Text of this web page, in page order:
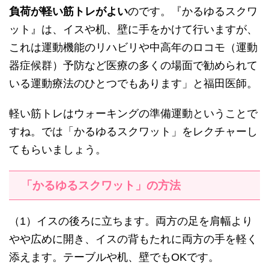
負荷が軽い筋トレがよいのです。『かるゆるスクワ
ット』は、イスや机、壁に手をかけて行いますが、
これは運動機能のリハビリや中高年のロコモ（運動
器症候群）予防など医療の多くの場面で勧められて
いる運動療法のひとつでもあります」と福田医師。
軽い筋トレはウォーキングの準備運動ということで
すね。では「かるゆるスクワット」をレクチャーし
てもらいましょう。
「かるゆるスクワット」の方法
（1）イスの後ろに立ちます。両方の足を肩幅より
やや広めに開き、イスの背もたれに両方の手を軽く
添えます。テーブルや机、壁でもOKです。